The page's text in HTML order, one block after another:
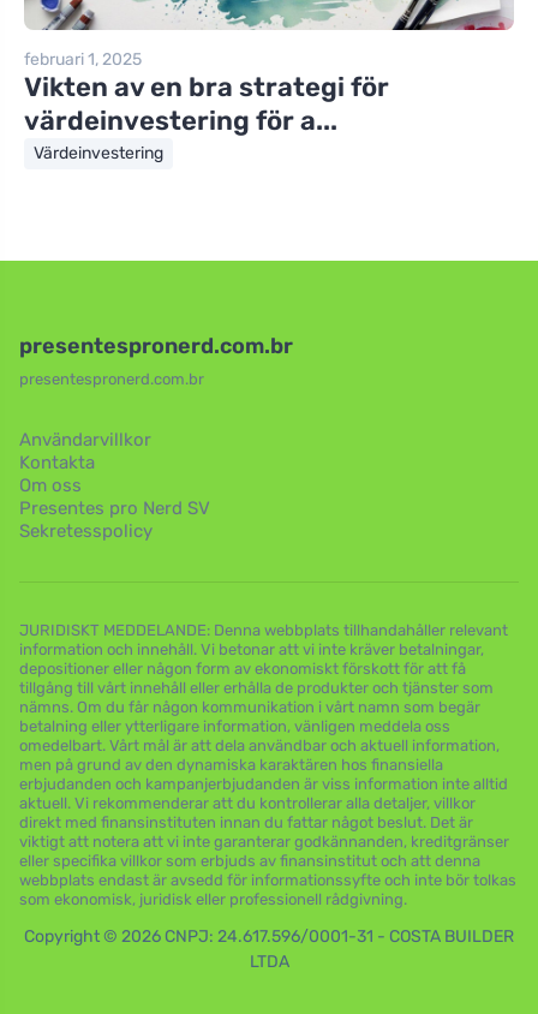
februari 1, 2025
Vikten av en bra strategi för
värdeinvestering för a...
Värdeinvestering
presentespronerd.com.br
presentespronerd.com.br
Användarvillkor
Kontakta
Om oss
Presentes pro Nerd SV
Sekretesspolicy
JURIDISKT MEDDELANDE: Denna webbplats tillhandahåller relevant
information och innehåll. Vi betonar att vi inte kräver betalningar,
depositioner eller någon form av ekonomiskt förskott för att få
tillgång till vårt innehåll eller erhålla de produkter och tjänster som
nämns. Om du får någon kommunikation i vårt namn som begär
betalning eller ytterligare information, vänligen meddela oss
omedelbart. Vårt mål är att dela användbar och aktuell information,
men på grund av den dynamiska karaktären hos finansiella
erbjudanden och kampanjerbjudanden är viss information inte alltid
aktuell. Vi rekommenderar att du kontrollerar alla detaljer, villkor
direkt med finansinstituten innan du fattar något beslut. Det är
viktigt att notera att vi inte garanterar godkännanden, kreditgränser
eller specifika villkor som erbjuds av finansinstitut och att denna
webbplats endast är avsedd för informationssyfte och inte bör tolkas
som ekonomisk, juridisk eller professionell rådgivning.
Copyright © 2026 CNPJ: 24.617.596/0001-31 - COSTA BUILDER
LTDA